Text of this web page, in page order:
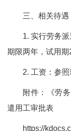
三、相关待遇
1. 实行劳务
期限两年，试用期
2. 工资：参
附件：《劳
遣用工审批表
https://